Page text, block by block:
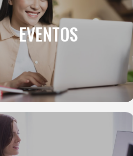
EVENTOS